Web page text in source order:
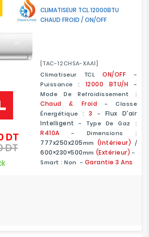
CLIMATISEUR TCL 12000BTU
CHAUD FROID / ON/OFF
[TAC-12CHSA-XAA1]
Climatiseur TCLON/OFF -
Puissance :
12000 BTU/H -
Mode De Refroidissement :
Chaud & Froid - Classe
Énergétique :3 - Flux D'air
Intelligent- Type De Gaz :
R410A - Dimensions :
777x250x205Mm (Intérieur) /
600×230×500Mm (Extérieur) -
Smart : Non - Garantie 3 Ans
DT
DTPrix